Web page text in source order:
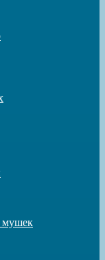
мушек